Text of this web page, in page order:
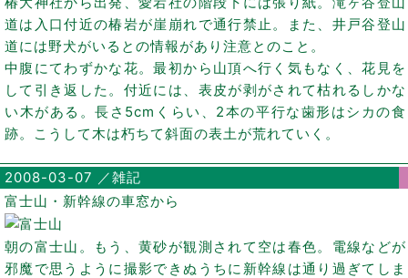
道は入口付近の椿岩が崖崩れで通行禁止。また、井戸谷登山
道には野犬がいるとの情報があり注意とのこと。
中腹にてわずかな花。最初から山頂へ行く気もなく、花見を
して引き返した。付近には、表皮が剥がされて枯れるしかな
い木がある。長さ5cmくらい、2本の平行な歯形はシカの食
跡。こうして木は朽ちて斜面の表土が荒れていく。
2008-03-07 ／雑記
富士山・新幹線の車窓から
朝の富士山。もう、黄砂が観測されて空は春色。電線などが
邪魔で思うように撮影できぬうちに新幹線は通り過ぎてしま